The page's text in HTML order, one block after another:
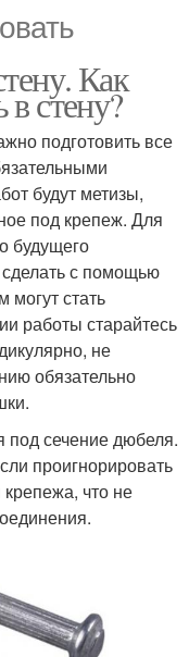
Как
стену?
подготовить все
будут метизы,
под крепеж. Для
будущего
с помощью
стать
работы старайтесь
не
обязательно
под сечение дюбеля.
проигнорировать
что не